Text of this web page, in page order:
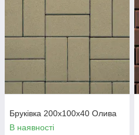
Бруківка 200х100х40 Олива
В наявності